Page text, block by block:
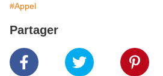
#Appel
Partager